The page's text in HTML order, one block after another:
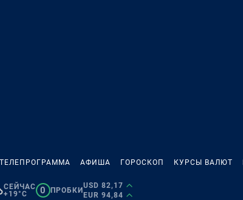
ТЕЛЕПРОГРАММА АФИША ГОРОСКОП КУРСЫ ВАЛЮТ
СЕЙЧАС
+19°C
0 ПРОБКИ
USD 82,17
EUR 94,84